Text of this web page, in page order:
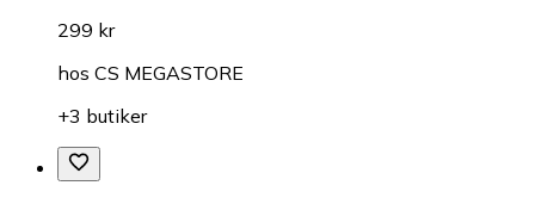
299 kr
hos CS MEGASTORE
+3 butiker